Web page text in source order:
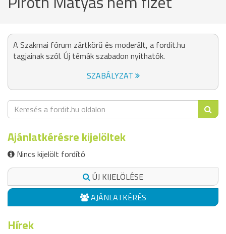
A Szakmai fórum zártkörű és moderált, a fordit.hu
tagjainak szól. Új témák szabadon nyithatók.
SZABÁLYZAT
Ajánlatkérésre kijelöltek
Nincs kijelölt fordító
ÚJ KIJELÖLÉSE
AJÁNLATKÉRÉS
Hírek